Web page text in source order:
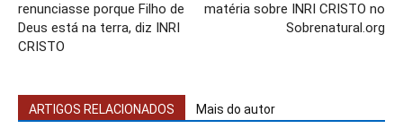
renunciasse porque Filho de
Deus está na terra, diz INRI
CRISTO
matéria sobre INRI CRISTO no
Sobrenatural.org
ARTIGOS RELACIONADOS Mais do autor